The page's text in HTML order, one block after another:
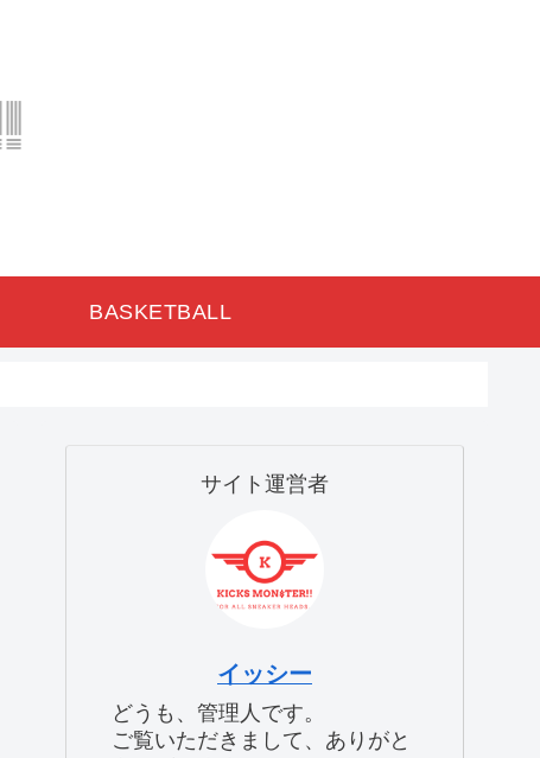
BASKETBALL
サイト運営者
イッシー
どうも、管理人です。
ご覧いただきまして、ありがと